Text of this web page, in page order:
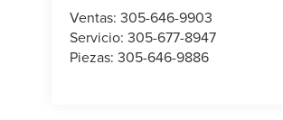
Ventas: 305-646-9903
Servicio: 305-677-8947
Piezas: 305-646-9886